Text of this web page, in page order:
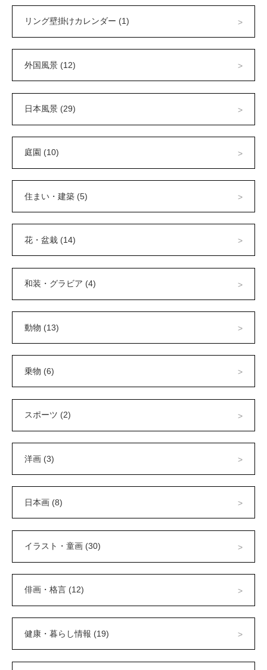
リング壁掛けカレンダー (1)
外国風景 (12)
日本風景 (29)
庭園 (10)
住まい・建築 (5)
花・盆栽 (14)
和装・グラビア (4)
動物 (13)
乗物 (6)
スポーツ (2)
洋画 (3)
日本画 (8)
イラスト・童画 (30)
俳画・格言 (12)
健康・暮らし情報 (19)